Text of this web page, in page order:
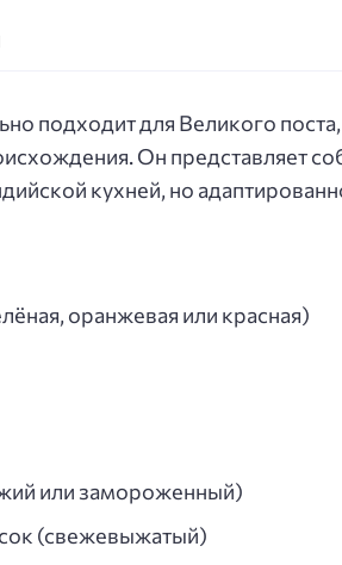
подходит для Великого
Он представляет
кухней, но
оранжевая или красная)
или замороженный)
(свежевыжатый)